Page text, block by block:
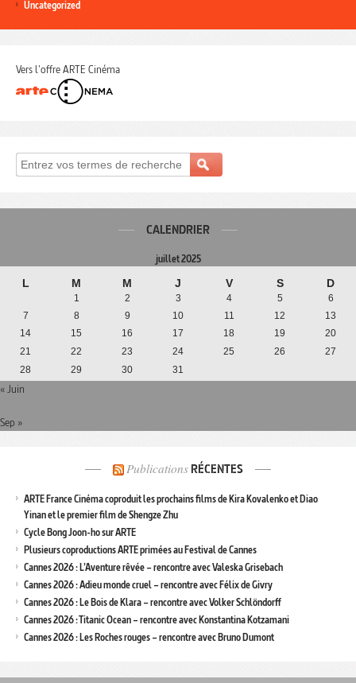
Uncategorized
Vers l'offre ARTE Cinéma
CALENDRIER
juillet 2025
L M M J V S D
1 2 3 4 5
6
7
8 9 10 11 12
13
14
15 16 17 18 19
20
21
22 23 24 25 26
27
28
29 30 31
« Juin
Sep »
Publications RÉCENTES
ARTE France Cinéma coproduit les prochains films de Kira Kovalenko et Diao
Yinan et le premier film de Shengze Zhu
Cycle Bong Joon-ho sur ARTE
Plusieurs coproductions ARTE primées au Festival de Cannes
Cannes 2026 : L’Aventure rêvée – rencontre avec Valeska Grisebach
Cannes 2026 : Adieu monde cruel – rencontre avec Félix de Givry
Cannes 2026 : Le Bois de Klara – rencontre avec Volker Schlöndorff
Cannes 2026 : Titanic Ocean – rencontre avec Konstantina Kotzamani
Cannes 2026 : Les Roches rouges – rencontre avec Bruno Dumont